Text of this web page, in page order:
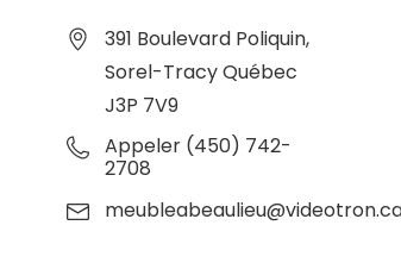
391 Boulevard Poliquin,
Sorel-Tracy Québec
J3P 7V9
Appeler (450) 742-
2708